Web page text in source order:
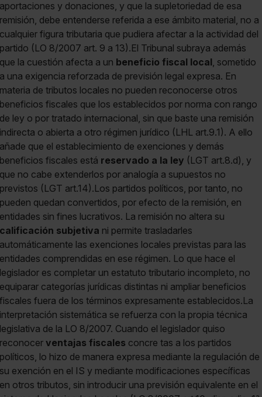
aportaciones y donaciones, y que la supletoriedad de esa
remisión, debe entenderse referida a ese ámbito material, no a
cualquier figura tributaria que pudiera afectar a la actividad del
partido (LO 8/2007 art. 9 a 13).El Tribunal subraya además
que la cuestión afecta a un beneficio fiscal local, sometido
a una exigencia reforzada de previsión legal expresa. En
materia de tributos locales no pueden reconocerse otros
beneficios fiscales que los establecidos por norma con rango
de ley o por tratado internacional, sin que baste una remisión
indirecta o abierta a otro régimen jurídico (LHL art.9.1). A ello
añade que el establecimiento de exenciones y demás
beneficios fiscales está reservado a la ley (LGT art.8.d), y
que no cabe extenderlos por analogía a supuestos no
previstos (LGT art.14).Los partidos políticos, por tanto, no
pueden quedan convertidos, por efecto de la remisión, en
entidades sin fines lucrativos. La remisión no altera su
calificación subjetiva ni permite trasladarles
automáticamente las exenciones locales previstas para las
entidades comprendidas en ese régimen. Lo que hace el
legislador es completar un estatuto tributario incompleto, no
equiparar categorías jurídicas distintas ni ampliar beneficios
fiscales fuera de los términos expresamente establecidos.La
interpretación sistemática se refuerza con la propia técnica
legislativa de la LO 8/2007. Cuando el legislador quiso
reconocer ventajas fiscales concre tas a los partidos
políticos, lo hizo de manera expresa mediante la regulación de
su exención en el IS y mediante modificaciones específicas
en otros tributos, sin introducir una previsión equivalente en el